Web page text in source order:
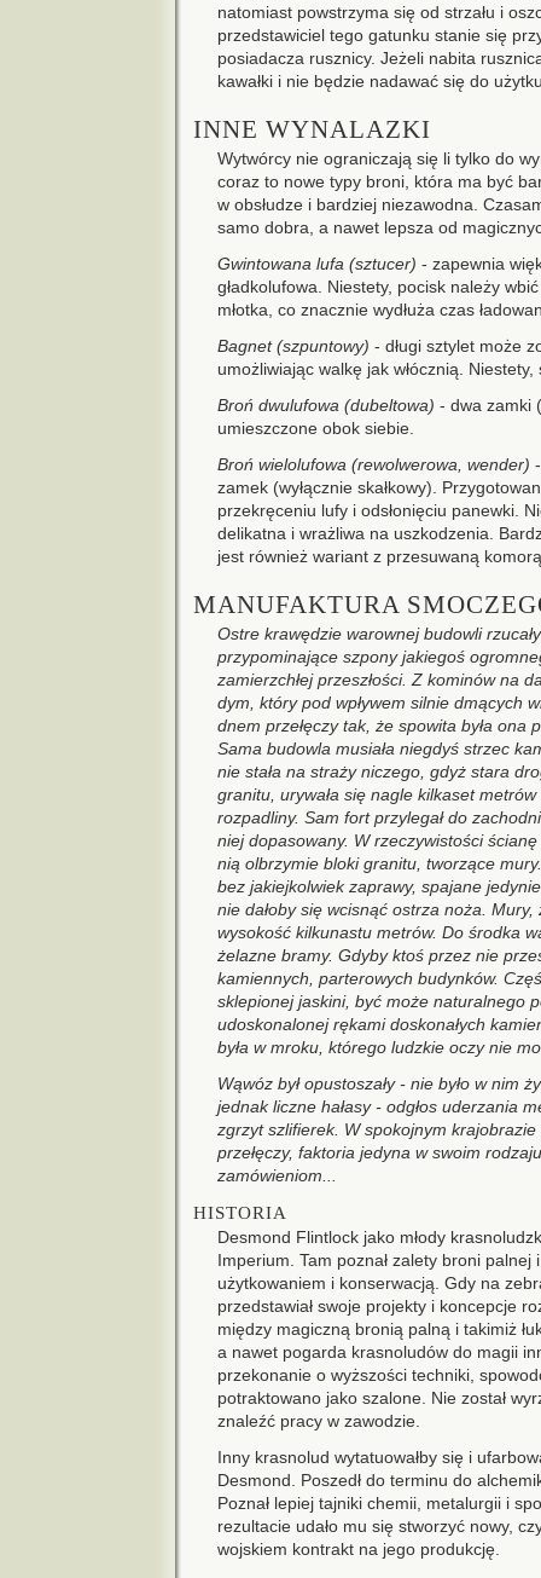
natomiast powstrzyma się od strzału i
przedstawiciel tego gatunku stanie się
posiadacza rusznicy. Jeżeli nabita
kawałki i nie będzie nadawać się do
INNE WYNALAZKI
Wytwórcy nie ograniczają się li tylko do
coraz to nowe typy broni, która ma być
w obsłudze i bardziej niezawodna.
samo dobra, a nawet lepsza od
Gwintowana lufa (sztucer) - zapewnia
gładkolufowa. Niestety, pocisk należy
młotka, co znacznie wydłuża czas
Bagnet (szpuntowy) - długi sztylet może
umożliwiając walkę jak włócznią.
Broń dwulufowa (dubeltowa) - dwa zamki
umieszczone obok siebie.
Broń wielolufowa (rewolwerowa, wender)
zamek (wyłącznie skałkowy).
przekręceniu lufy i odsłonięciu panewki.
delikatna i wrażliwa na uszkodzenia.
jest również wariant z przesuwaną
MANUFAKTURA
Ostre krawędzie warownej budowli
przypominające szpony jakiegoś
zamierzchłej przeszłości. Z kominów na
dym, który pod wpływem silnie dmących
dnem przełęczy tak, że spowita była ona
Sama budowla musiała niegdyś strzec
nie stała na straży niczego, gdyż stara
granitu, urywała się nagle kilkaset
rozpadliny. Sam fort przylegał do
niej dopasowany. W rzeczywistości
nią olbrzymie bloki granitu, tworzące
bez jakiejkolwiek zaprawy, spajane
nie dałoby się wcisnąć ostrza noża.
wysokość kilkunastu metrów. Do środka
żelazne bramy. Gdyby ktoś przez nie
kamiennych, parterowych budynków.
sklepionej jaskini, być może naturalnego
udoskonalonej rękami doskonałych
była w mroku, którego ludzkie oczy nie
Wąwóz był opustoszały - nie było w nim
jednak liczne hałasy - odgłos uderzania
zgrzyt szlifierek. W spokojnym
przełęczy, faktoria jedyna w swoim
zamówieniom...
HISTORIA
Desmond Flintlock jako młody
Imperium. Tam poznał zalety broni
użytkowaniem i konserwacją. Gdy na
przedstawiał swoje projekty i koncepcje
między magiczną bronią palną i takimiż
a nawet pogarda krasnoludów do magii
przekonanie o wyższości techniki,
potraktowano jako szalone. Nie został
znaleźć pracy w zawodzie.
Inny krasnolud wytatuowałby się i
Desmond. Poszedł do terminu do
Poznał lepiej tajniki chemii, metalurgii i
rezultacie udało mu się stworzyć nowy,
wojskiem kontrakt na jego produkcję.